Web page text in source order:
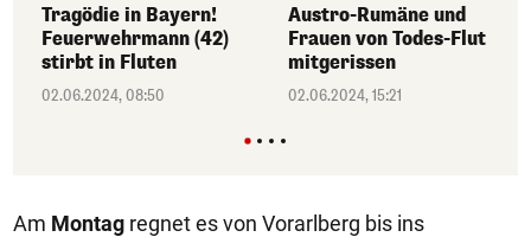
Tragödie in Bayern!
Feuerwehrmann (42)
stirbt in Fluten
02.06.2024, 08:50
Austro-Rumäne und
Frauen von Todes-Flut
mitgerissen
02.06.2024, 15:21
Am Montag regnet es von Vorarlberg bis ins